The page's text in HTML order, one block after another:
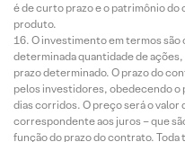
é de curto prazo e o patrimônio
produto.
O investimento em termos são
determinada quantidade de
prazo determinado. O prazo do
pelos investidores, obedecendo o
dias corridos. O preço será o valor
correspondente aos juros – que
função do prazo do contrato.